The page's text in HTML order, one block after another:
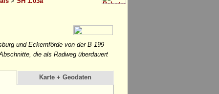
und Eckernförde von der B 199
die als Radweg überdauert
Karte + Geodaten